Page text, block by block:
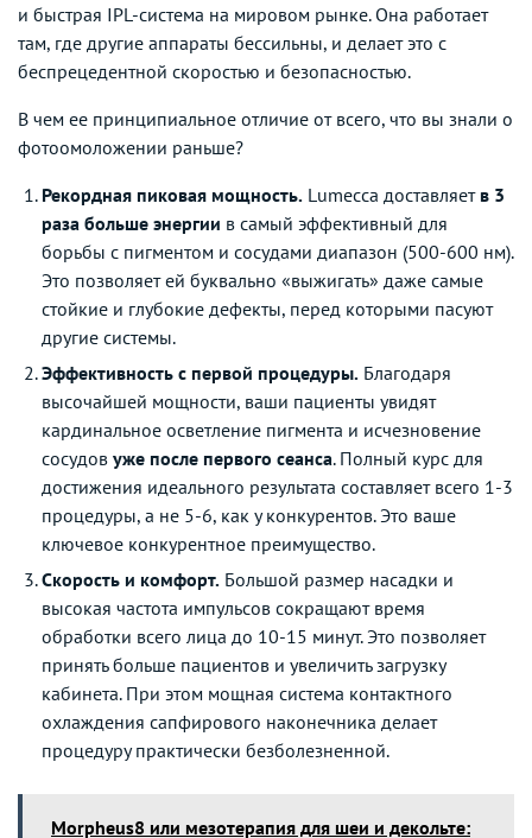
и быстрая IPL-система на мировом рынке. Она работает
там, где другие аппараты бессильны, и делает это с
беспрецедентной скоростью и безопасностью.
В чем ее принципиальное отличие от всего, что вы знали о
фотоомоложении раньше?
Рекордная пиковая мощность. Lumecca доставляет в 3
раза больше энергии в самый эффективный для
борьбы с пигментом и сосудами диапазон (500-600 нм).
Это позволяет ей буквально «выжигать» даже самые
стойкие и глубокие дефекты, перед которыми пасуют
другие системы.
Эффективность с первой процедуры. Благодаря
высочайшей мощности, ваши пациенты увидят
кардинальное осветление пигмента и исчезновение
сосудов уже после первого сеанса. Полный курс для
достижения идеального результата составляет всего 1-3
процедуры, а не 5-6, как у конкурентов. Это ваше
ключевое конкурентное преимущество.
Скорость и комфорт. Большой размер насадки и
высокая частота импульсов сокращают время
обработки всего лица до 10-15 минут. Это позволяет
принять больше пациентов и увеличить загрузку
кабинета. При этом мощная система контактного
охлаждения сапфирового наконечника делает
процедуру практически безболезненной.
Morpheus8 или мезотерапия для шеи и декольте: